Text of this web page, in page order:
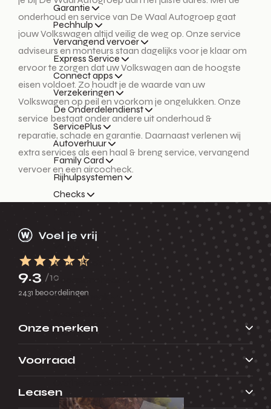
Garantie
Pechhulp
Vervangend vervoer
Express Service
Connect apps
Verzekeringen
De Onderdelendienst
ServicePlus
Autoverhuur
Family Card
Rijhulpsystemen
Checks
Aircocheck
Occasioncheck
Zomercheck
Menu
Terug
onderhoud en service van De Waal Autogroep gaat
jouw Volkswagen altijd veilig de weg op. Onze service
adviseurs en monteurs staan dagelijks voor je klaar om
ervoor te zorgen dat uw Volkswagen aan de hoogste
eisen voldoet. Zo houdt je de waarde van uw
Volkswagen op peil en voorkom je ongelukken. Onze
service bestaat onder andere uit onderhoud &
reparatie, schade en garantie. Daarnaast verlenen wij
extra services als een haal & breng service, vervangend
vervoer en een aircocheck.
9.3 /10
2431 beoordelingen
Onze merken
Voorraad
Leasen